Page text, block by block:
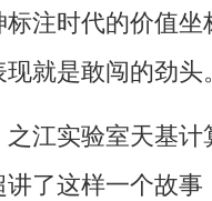
注时代的价值坐
就是敢闯的劲头。
江实验室天基计
了这样一个故事